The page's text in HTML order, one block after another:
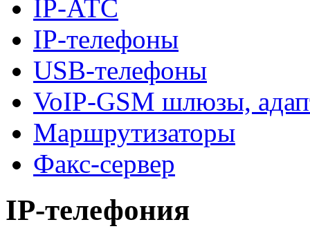
IP-АТС
IP-телефоны
USB-телефоны
VoIP-GSM шлюзы,
Маршрутизаторы
Факс-сервер
IP-телефония